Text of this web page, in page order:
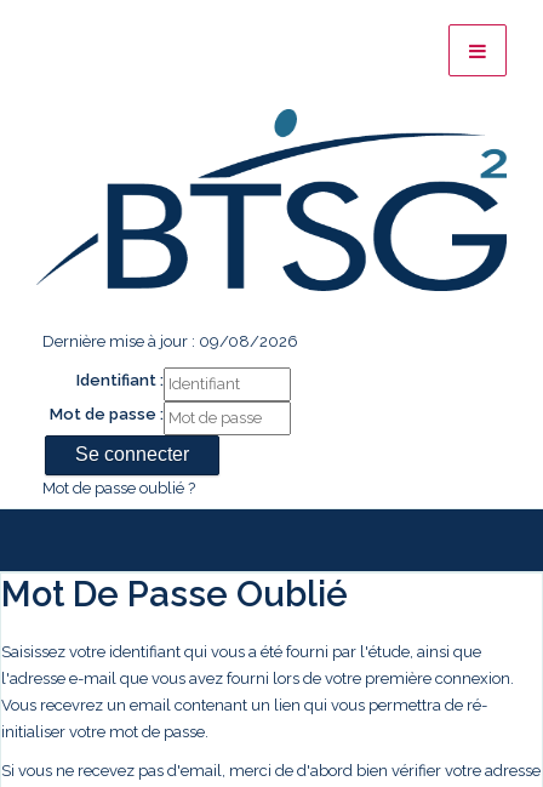
Dernière mise à jour : 09/08/2026
Identifiant :
Mot de passe :
Mot de passe oublié ?
Mot De Passe Oublié
Saisissez votre identifiant qui vous a été fourni par l'étude, ainsi que
l'adresse e-mail que vous avez fourni lors de votre première connexion.
Vous recevrez un email contenant un lien qui vous permettra de ré-
initialiser votre mot de passe.
Si vous ne recevez pas d'email, merci de d'abord bien vérifier votre adresse